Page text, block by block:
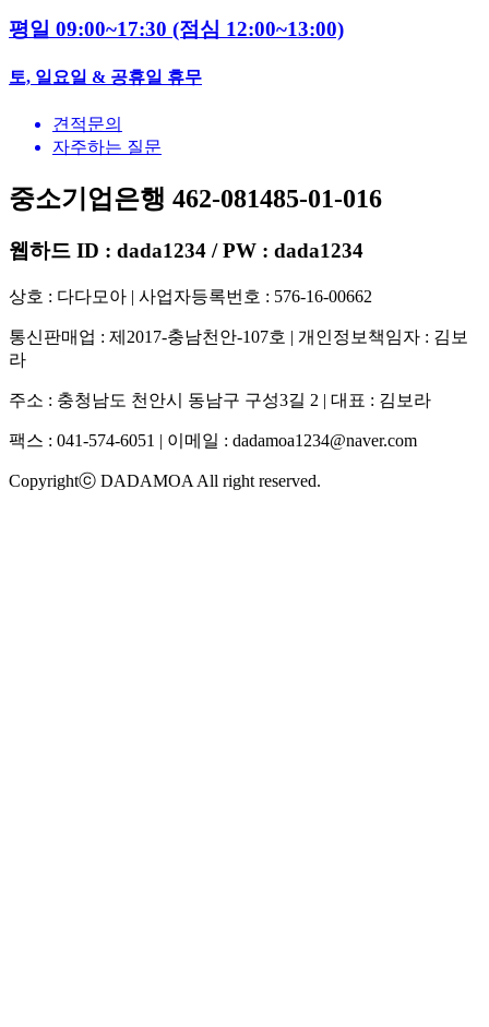
평일 09:00~17:30 (점심 12:00~13:00)
토, 일요일 & 공휴일 휴무
견적문의
자주하는 질문
중소기업은행 462-081485-01-016
웹하드 ID : dada1234 / PW : dada1234
상호 : 다다모아 | 사업자등록번호 : 576-16-00662
통신판매업 : 제2017-충남천안-107호 | 개인정보책임자 : 김보
라
주소 : 충청남도 천안시 동남구 구성3길 2 | 대표 : 김보라
팩스 : 041-574-6051 | 이메일 : dadamoa1234@naver.com
Copyrightⓒ DADAMOA All right reserved.